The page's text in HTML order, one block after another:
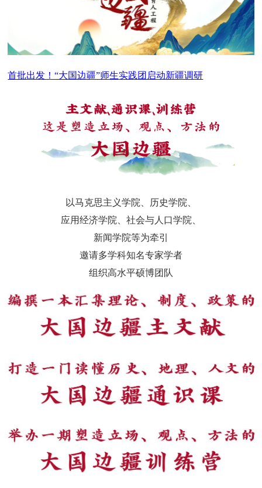
首批出发！“大国边疆”师生实践团启动新疆调研
以马克思主义学院、历史学院、
应用经济学院、社会与人口学院、
新闻学院等为牵引
邀请多学科知名专家学者
组织高水平硕博团队